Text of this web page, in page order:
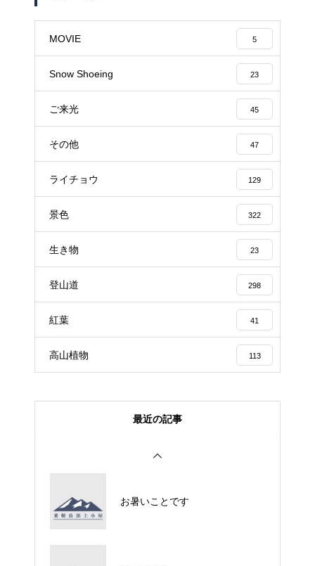
MOVIE 5
Snow Shoeing 23
ご来光 45
その他 47
ライチョウ 129
景色 322
生き物 23
登山道 298
紅葉 41
高山植物 113
最近の記事
お暑いことです